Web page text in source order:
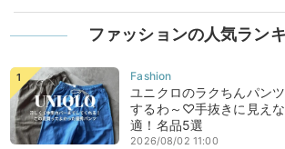
ファッションの人気ラン
ユニクロのラクちんパン
するわ～♡手抜きに見え
適！名品5選
2026/08/02 11:00